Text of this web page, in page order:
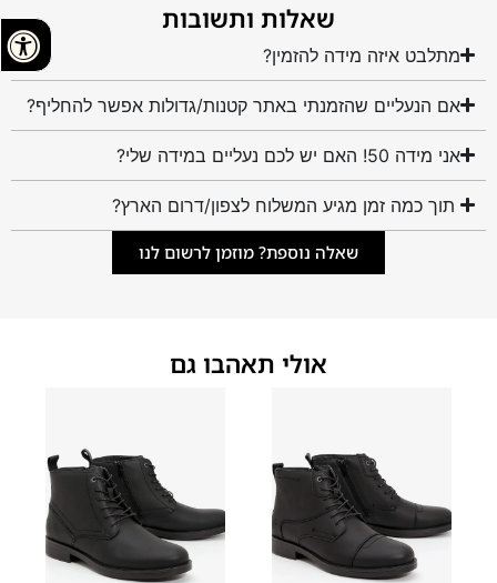
שאלות ותשובות
מתלבט איזה מידה להזמין?
אם הנעליים שהזמנתי באתר קטנות/גדולות אפשר להחליף?
אני מידה 50! האם יש לכם נעליים במידה שלי?
תוך כמה זמן מגיע המשלוח לצפון/דרום הארץ?
שאלה נוספת? מוזמן לרשום לנו
אולי תאהבו גם
40
41
42
43
44
40
41
42
43
44